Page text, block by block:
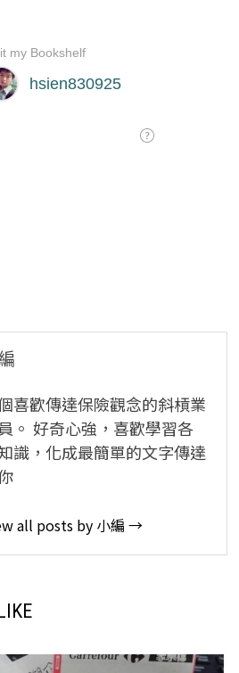
喜歡傳達保險觀念的斜槓業
。 好奇心強，喜歡學習各
識，化成最簡單的文字傳達
all posts by 小編 →